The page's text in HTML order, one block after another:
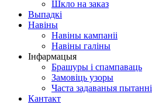
Шкло на заказ
Выпадкі
Навіны
Навіны кампаніі
Навіны галіны
Інфармацыя
Брашуры і спампаваць
Замовіць узоры
Часта задаваныя пытанні
Кантакт